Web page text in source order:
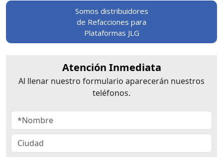
Somos distribuidores
de Refacciones para
Plataformas JLG
Atención Inmediata
Al llenar nuestro formulario aparecerán nuestros
teléfonos.